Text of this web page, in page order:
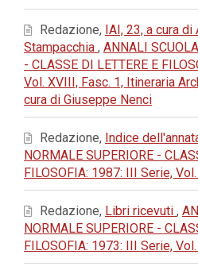
Redazione, IAI, 23, a cura di
Stampacchia , ANNALI
- CLASSE DI LETTERE E
Vol. XVIII, Fasc. 1, Itineraria
cura di Giuseppe Nenci
Redazione, Indice
NORMALE SUPERIORE -
FILOSOFIA: 1987: III Serie,
Redazione, Libri ricevuti ,
NORMALE SUPERIORE -
FILOSOFIA: 1973: III Serie,